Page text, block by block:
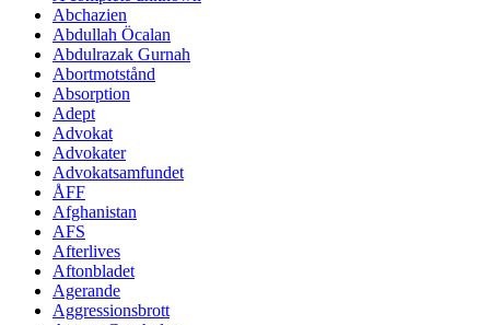
Abchazien
Abdullah Öcalan
Abdulrazak Gurnah
Abortmotstånd
Absorption
Adept
Advokat
Advokater
Advokatsamfundet
ÅFF
Afghanistan
AFS
Afterlives
Aftonbladet
Agerande
Aggressionsbrott